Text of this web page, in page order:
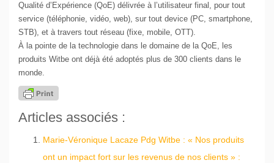
Qualité d’Expérience (QoE) délivrée à l’utilisateur final, pour tout
service (téléphonie, vidéo, web), sur tout device (PC, smartphone,
STB), et à travers tout réseau (fixe, mobile, OTT).
À la pointe de la technologie dans le domaine de la QoE, les
produits Witbe ont déjà été adoptés plus de 300 clients dans le
monde.
Articles associés :
Marie-Véronique Lacaze Pdg Witbe : « Nos produits
ont un impact fort sur les revenus de nos clients » :